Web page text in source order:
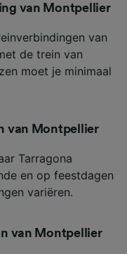
van Montpellier
van
de trein van
moet je minimaal
van Montpellier
Tarragona
en op feestdagen
variëren.
van Montpellier